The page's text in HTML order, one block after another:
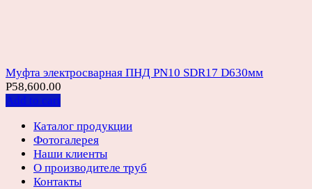
Муфта электросварная ПНД PN10 SDR17 D630мм
Р58,600.00
Add to cart
Каталог продукции
Фотогалерея
Наши клиенты
О производителе труб
Контакты